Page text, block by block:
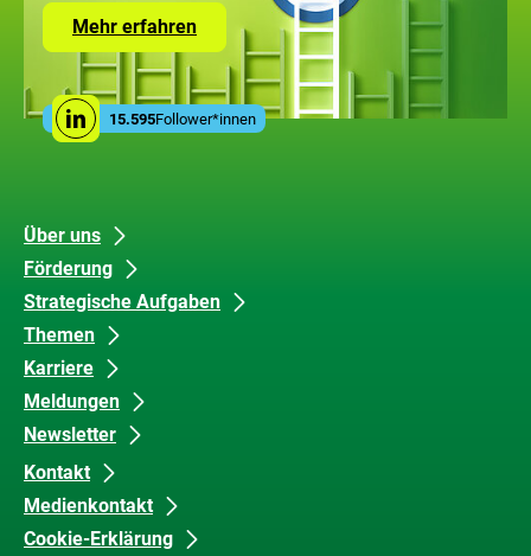
Mehr erfahrenZur
Seite
den
Leistungen
der
ZUG
Social
MediaLinkedin
15.595Follower*innen
Unsere
Inhalte
Über uns
Förderung
Strategische Aufgaben
Themen
Karriere
Meldungen
Newsletter
Datenschutz
und
Barrierefreiheit
Kontakt
Medienkontakt
Cookie-Erklärung